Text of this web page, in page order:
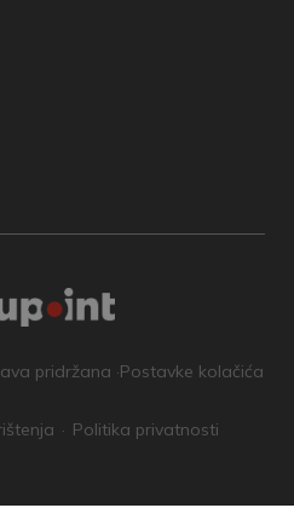
pridržana ·Postavke kolačića
Politika privatnosti